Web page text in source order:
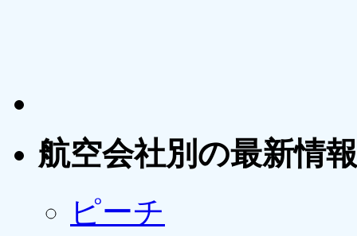
航空会社別の最新情報
ピーチ